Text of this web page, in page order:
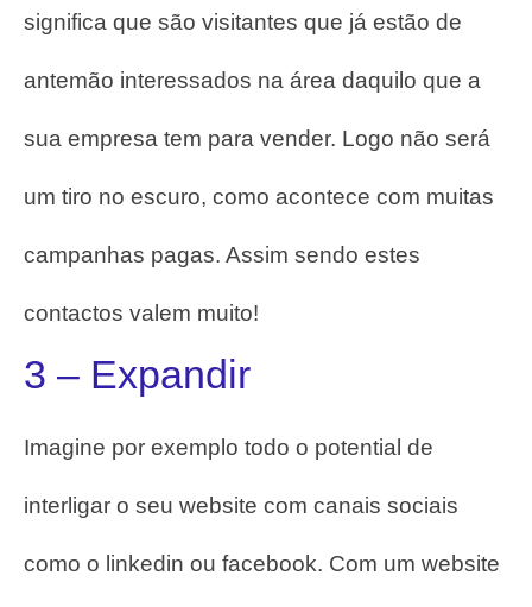
significa que são visitantes que já estão de
antemão interessados na área daquilo que a
sua empresa tem para vender. Logo não será
um tiro no escuro, como acontece com muitas
campanhas pagas. Assim sendo estes
contactos valem muito!
3 – Expandir
Imagine por exemplo todo o potential de
interligar o seu website com canais sociais
como o linkedin ou facebook. Com um website